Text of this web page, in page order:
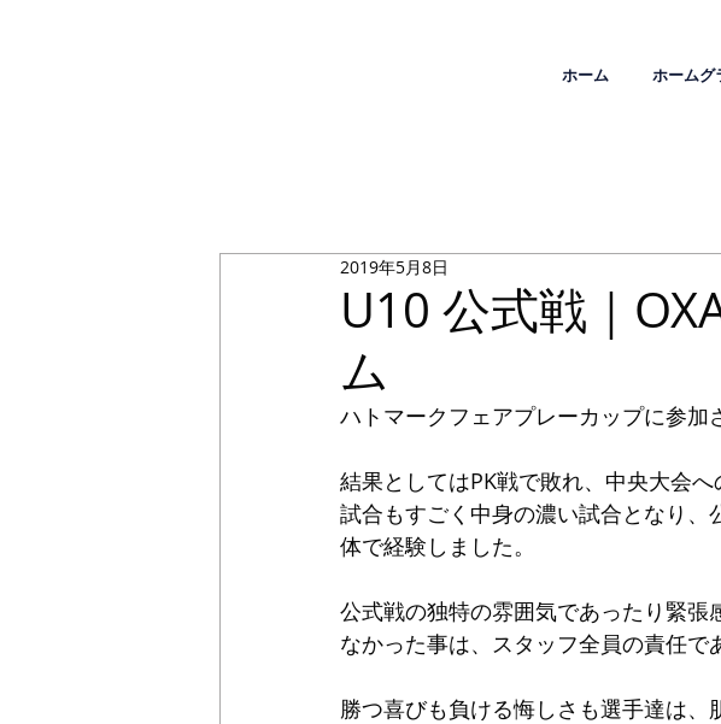
ホーム ホームグ
U10 公式戦｜
ム
2019年5月8日
ハトマークフェアプレーカップに参加
結果としてはPK戦で敗れ、中央大会
試合もすごく中身の濃い試合となり
体で経験しました。
公式戦の独特の雰囲気であったり緊
なかった事は、スタッフ全員の責任で
勝つ喜びも負ける悔しさも選手達は